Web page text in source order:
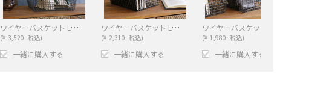
ワイヤーバスケット LOW GY(L)
(¥ 3,520 税込)
一緒に購入する
ワイヤーバスケット LOW GY(M)
(¥ 2,310 税込)
一緒に購入する
(¥ 1,980 税込)
一緒に購入する